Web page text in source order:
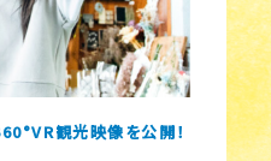
観光映像を公開！